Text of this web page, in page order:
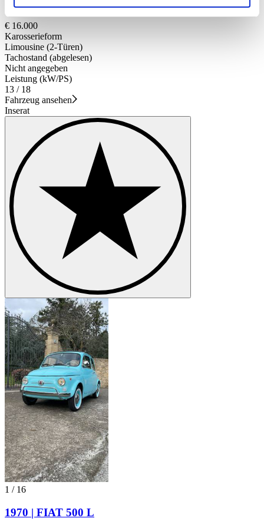
soziale Medien, Werbung und Analysen weiter. Unsere
Partner führen diese Informationen möglicherweise mit
weiteren Daten zusammen, die Sie ihnen bereitgestellt
haben oder die sie im Rahmen Ihrer Nutzung der Dienste
gesammelt haben.
Fiat 500 F Edizione Luigi Pistacchio
€ 16.000
Karosserieform
Limousine (2-Türen)
Tachostand (abgelesen)
Nicht angegeben
Leistung (kW/PS)
13 / 18
Fahrzeug ansehen
Inserat
1 / 16
1970 | FIAT 500 L